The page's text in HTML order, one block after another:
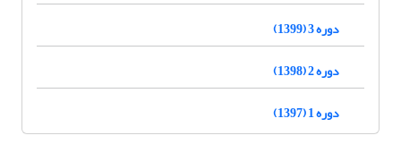
دوره 3 (1399)
دوره 2 (1398)
دوره 1 (1397)